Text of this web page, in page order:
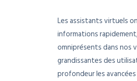
Les assistants virtuels
informations
omniprésents dans nos
grandissantes des
profondeur les